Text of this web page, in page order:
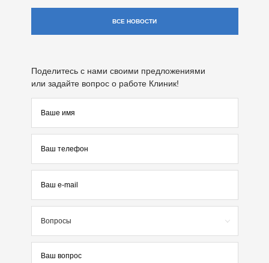
ВСЕ НОВОСТИ
Поделитесь с нами своими предложениями
или задайте вопрос о работе Клиник!
Вопросы